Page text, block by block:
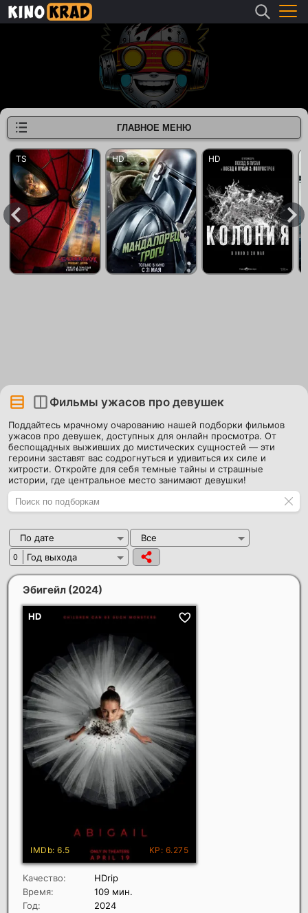
Фильмы ужасов про девушек
Поддайтесь мрачному очарованию нашей подборки фильмов
ужасов про девушек, доступных для онлайн просмотра. От
беспощадных выживших до мистических сущностей — эти
героини заставят вас содрогнуться и удивиться их силе и
хитрости. Откройте для себя темные тайны и страшные
истории, где центральное место занимают девушки!
По дате Все
0 Год выхода
Эбигейл (2024)
Качество:
HDrip
Время:
109 мин.
Год:
2024
ГЛАВНОЕ МЕНЮ